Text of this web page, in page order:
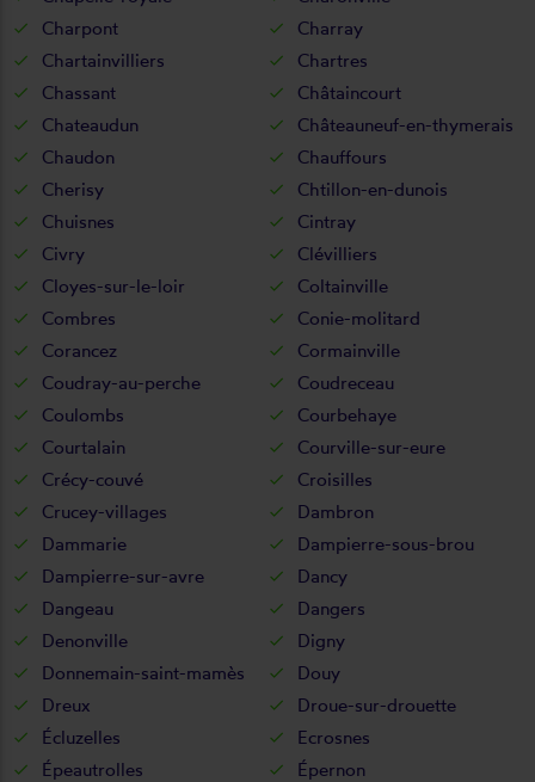
Charpont
Charray
Chartainvilliers
Chartres
Chassant
Châtaincourt
Chateaudun
Châteauneuf-en-thymerais
Chaudon
Chauffours
Cherisy
Chtillon-en-dunois
Chuisnes
Cintray
Civry
Clévilliers
Cloyes-sur-le-loir
Coltainville
Combres
Conie-molitard
Corancez
Cormainville
Coudray-au-perche
Coudreceau
Coulombs
Courbehaye
Courtalain
Courville-sur-eure
Crécy-couvé
Croisilles
Crucey-villages
Dambron
Dammarie
Dampierre-sous-brou
Dampierre-sur-avre
Dancy
Dangeau
Dangers
Denonville
Digny
Donnemain-saint-mamès
Douy
Dreux
Droue-sur-drouette
Écluzelles
Ecrosnes
Épeautrolles
Épernon